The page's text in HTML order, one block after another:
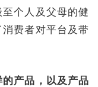
个人及父母的健
费者对平台及带
产品，以及产品